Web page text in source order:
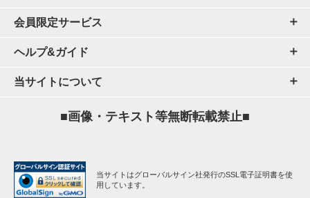
会員限定サービス
ヘルプ&ガイド
当サイトについて
■画像・テキスト等無断転載禁止■
当サイトはグローバルサイン社発行のSSL電子証明書を使
用しています。